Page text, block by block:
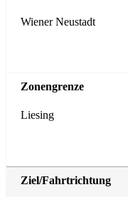
Wiener Neustadt
Liesing